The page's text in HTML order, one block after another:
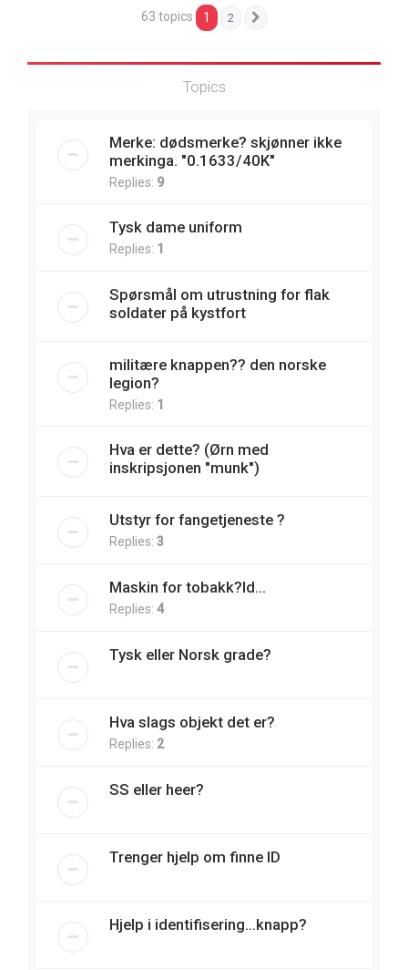
63 topics 1 2
Topics
Merke: dødsmerke? skjønner ikke
merkinga. "0.1633/40K"
Replies: 9
Tysk dame uniform
Replies: 1
Spørsmål om utrustning for flak
soldater på kystfort
militære knappen?? den norske
legion?
Replies: 1
Hva er dette? (Ørn med
inskripsjonen "munk")
Utstyr for fangetjeneste ?
Replies: 3
Maskin for tobakk?Id...
Replies: 4
Tysk eller Norsk grade?
Hva slags objekt det er?
Replies: 2
SS eller heer?
Trenger hjelp om finne ID
Hjelp i identifisering...knapp?